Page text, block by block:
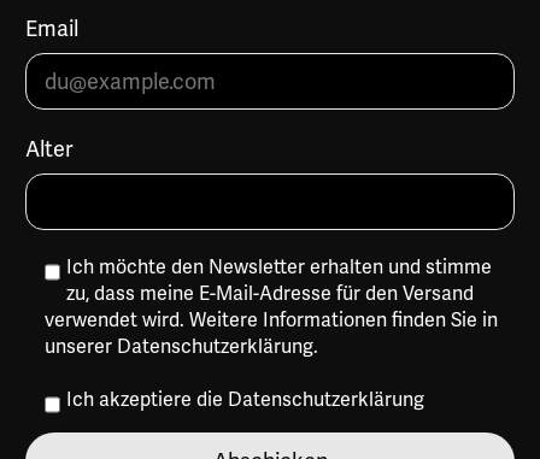
Email
Alter
Ich möchte den Newsletter erhalten und stimme
zu, dass meine E-Mail-Adresse für den Versand
verwendet wird. Weitere Informationen finden Sie in
unserer Datenschutzerklärung.
Ich akzeptiere die Datenschutzerklärung